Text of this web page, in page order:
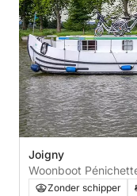
Joigny
Woonboot
Zonder schipper